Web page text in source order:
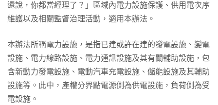
還說，你都當經理了？」區域內電力設施保護、供用電次序
維護以及相關監督治理活動，適用本辦法。
本辦法所稱電力設施，是指已建或許在建的發電設施、變電
設施、電力線路設施、電力通訊設施及其有關輔助設施，包
含新動力發電設施、電動汽車充電設施、儲能設施及其輔助
設施等。此中，產權分界點電源側為供電設施，負荷側為受
電設施。